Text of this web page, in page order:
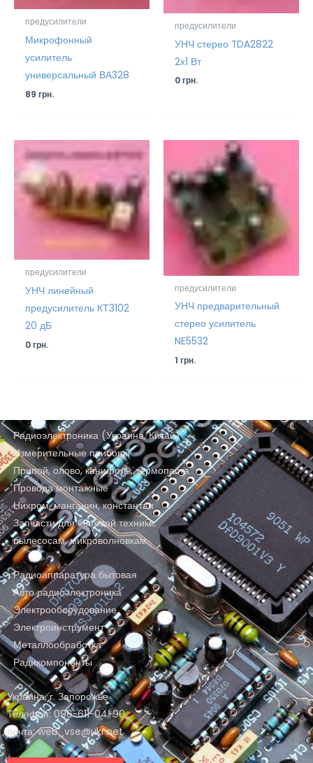
предусилители
Микрофонный
усилитель
универсальный ВА328
89грн.
предусилители
УНЧ стерео TDA2822
2х1 Вт
0грн.
предусилители
УНЧ линейный
предусилитель КТ3102
20 дБ
0грн.
предусилители
УНЧ предварительный
стерео усилитель
NE5532
1грн.
Радиоэлектроника (Украина, Китай)
Измерительные приборы
Припой, олово, канифоль, термопаста
Провода монтажные
Нихром, манганин, константан
Запчасти для бытовой техники:
пылесосам, микроволновкам
Радиоаппаратура бытовая
Авто радиоэлектроника
Электрооборудование
Электроинструмент
Металлообработка
Радикомпоненты
Украина, г. Запорожье
Телефон: 096-611-04-90
почта: web_vse@ukr.net